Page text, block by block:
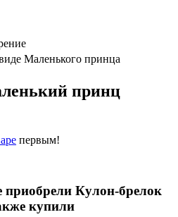
Маленького принца
принц
первым!
Кулон-брелок
купили